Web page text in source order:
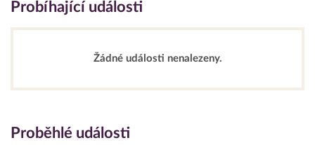
Probíhající události
Žádné události nenalezeny.
Proběhlé události